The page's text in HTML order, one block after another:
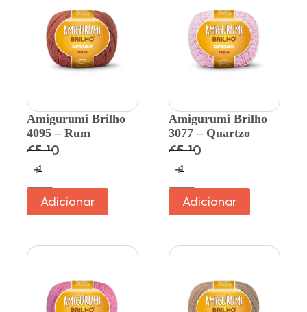
Amigurumi Brilho
4095 – Rum
€5.10
Adicionar
Amigurumi Brilho
3077 – Quartzo
€5.10
Adicionar